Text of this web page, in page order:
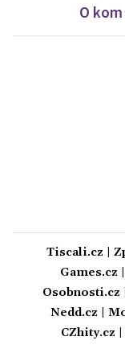
O
Tiscali.cz
Games.cz
Osobnosti.cz
Nedd.cz
CZhity.cz